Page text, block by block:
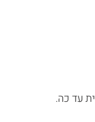
עד כה.